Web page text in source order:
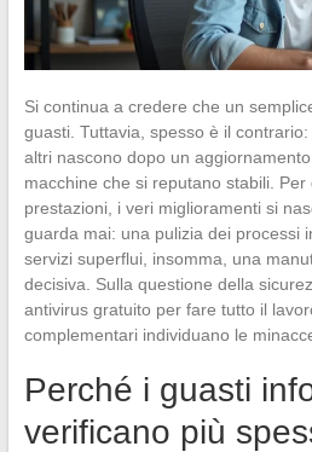
Si continua a credere che un
guasti. Tuttavia, spesso è il
altri nascono dopo un
macchine che si reputano stabili.
prestazioni, i veri miglioramenti si
guarda mai: una pulizia dei processi
servizi superflui, insomma, una
decisiva. Sulla questione della
antivirus gratuito per fare tutto il
complementari individuano le
Perché i guasti
verificano più